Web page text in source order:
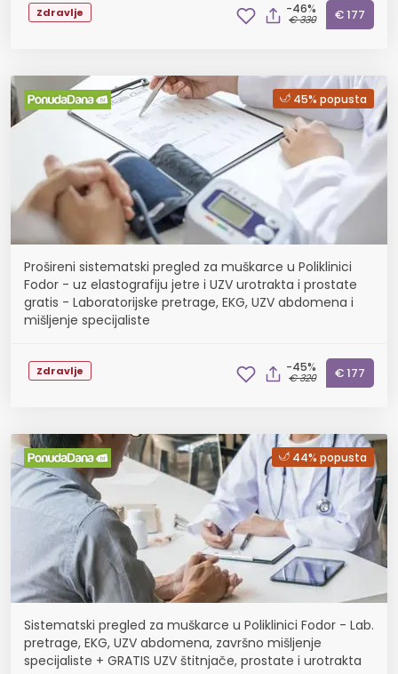
Zdravlje -46%
€ 330 € 177
45% popusta
Prošireni sistematski pregled za muškarce u Poliklinici
Fodor - uz elastografiju jetre i UZV urotrakta i prostate
gratis - Laboratorijske pretrage, EKG, UZV abdomena i
mišljenje specijaliste
Zdravlje -45%
€ 320 € 177
44% popusta
Sistematski pregled za muškarce u Poliklinici Fodor - Lab.
pretrage, EKG, UZV abdomena, završno mišljenje
specijaliste + GRATIS UZV štitnjače, prostate i urotrakta